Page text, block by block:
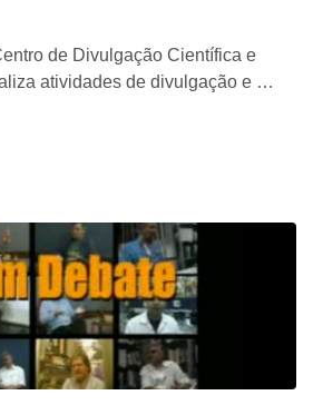
de Divulgação Científica e
atividades de divulgação e …